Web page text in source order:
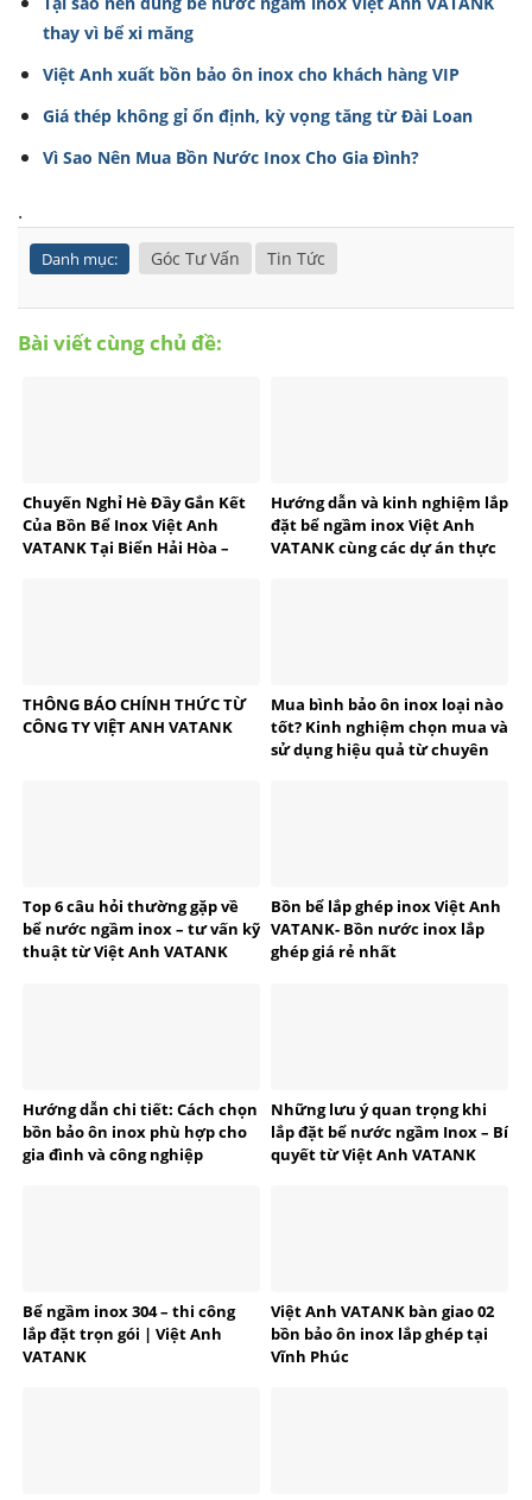
thay vì bể xi măng
Việt Anh xuất bồn bảo ôn inox cho khách hàng VIP
Giá thép không gỉ ổn định, kỳ vọng tăng từ Đài Loan
Vì Sao Nên Mua Bồn Nước Inox Cho Gia Đình?
.
Danh mục: Góc Tư Vấn Tin Tức
Bài viết cùng chủ đề:
Chuyến Nghỉ Hè Đầy Gắn Kết
Của Bồn Bể Inox Việt Anh
VATANK Tại Biển Hải Hòa –
Hướng dẫn và kinh nghiệm lắp
đặt bể ngầm inox Việt Anh
VATANK cùng các dự án thực
THÔNG BÁO CHÍNH THỨC TỪ
CÔNG TY VIỆT ANH VATANK
Mua bình bảo ôn inox loại nào
tốt? Kinh nghiệm chọn mua và
sử dụng hiệu quả từ chuyên
Top 6 câu hỏi thường gặp về
bể nước ngầm inox – tư vấn kỹ
thuật từ Việt Anh VATANK
Bồn bể lắp ghép inox Việt Anh
VATANK- Bồn nước inox lắp
ghép giá rẻ nhất
Hướng dẫn chi tiết: Cách chọn
bồn bảo ôn inox phù hợp cho
gia đình và công nghiệp
Những lưu ý quan trọng khi
lắp đặt bể nước ngầm Inox – Bí
quyết từ Việt Anh VATANK
Bể ngầm inox 304 – thi công
lắp đặt trọn gói | Việt Anh
VATANK
Việt Anh VATANK bàn giao 02
bồn bảo ôn inox lắp ghép tại
Vĩnh Phúc